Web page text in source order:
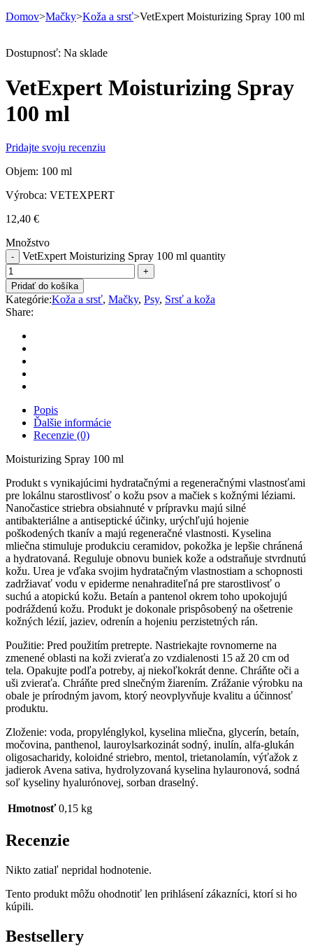
Domov>Mačky>Koža a srsť>VetExpert Moisturizing Spray 100 ml
Dostupnosť: Na sklade
VetExpert Moisturizing Spray
100 ml
Pridajte svoju recenziu
Objem: 100 ml
Výrobca: VETEXPERT
12,40 €
Množstvo
VetExpert Moisturizing Spray 100 ml quantity
Pridať do košíka
Kategórie:Koža a srsť, Mačky, Psy, Srsť a koža
Share:
Popis
Ďalšie informácie
Recenzie (0)
Moisturizing Spray 100 ml
Produkt s vynikajúcimi hydratačnými a regeneračnými vlastnosťami
pre lokálnu starostlivosť o kožu psov a mačiek s kožnými léziami.
Nanočastice striebra obsiahnuté v prípravku majú silné
antibakteriálne a antiseptické účinky, urýchľujú hojenie
poškodených tkanív a majú regeneračné vlastnosti. Kyselina
mliečna stimuluje produkciu ceramidov, pokožka je lepšie chránená
a hydratovaná. Reguluje obnovu buniek kože a odstraňuje stvrdnutú
kožu. Urea je vďaka svojim hydratačným vlastnostiam a schopnosti
zadržiavať vodu v epiderme nenahraditeľná pre starostlivosť o
suchú a atopickú kožu. Betaín a pantenol okrem toho upokojujú
podráždenú kožu. Produkt je dokonale prispôsobený na ošetrenie
kožných lézií, jaziev, odrenín a hojeniu perzistetných rán.
Použitie: Pred použitím pretrepte. Nastriekajte rovnomerne na
zmenené oblasti na koži zvieraťa zo vzdialenosti 15 až 20 cm od
tela. Opakujte podľa potreby, aj niekoľkokrát denne. Chráňte oči a
uši zvieraťa. Chráňte pred slnečným žiarením. Zrážanie výrobku na
obale je prírodným javom, ktorý neovplyvňuje kvalitu a účinnosť
produktu.
Zloženie: voda, propylénglykol, kyselina mliečna, glycerín, betaín,
močovina, panthenol, lauroylsarkozinát sodný, inulín, alfa-glukán
oligosacharidy, koloidné striebro, mentol, trietanolamín, výťažok z
jadierok Avena sativa, hydrolyzovaná kyselina hylauronová, sodná
soľ kyseliny hyalurónovej, sorban draselný.
Hmotnosť 0,15 kg
Recenzie
Nikto zatiaľ nepridal hodnotenie.
Tento produkt môžu ohodnotiť len prihlásení zákazníci, ktorí si ho
kúpili.
Bestsellery